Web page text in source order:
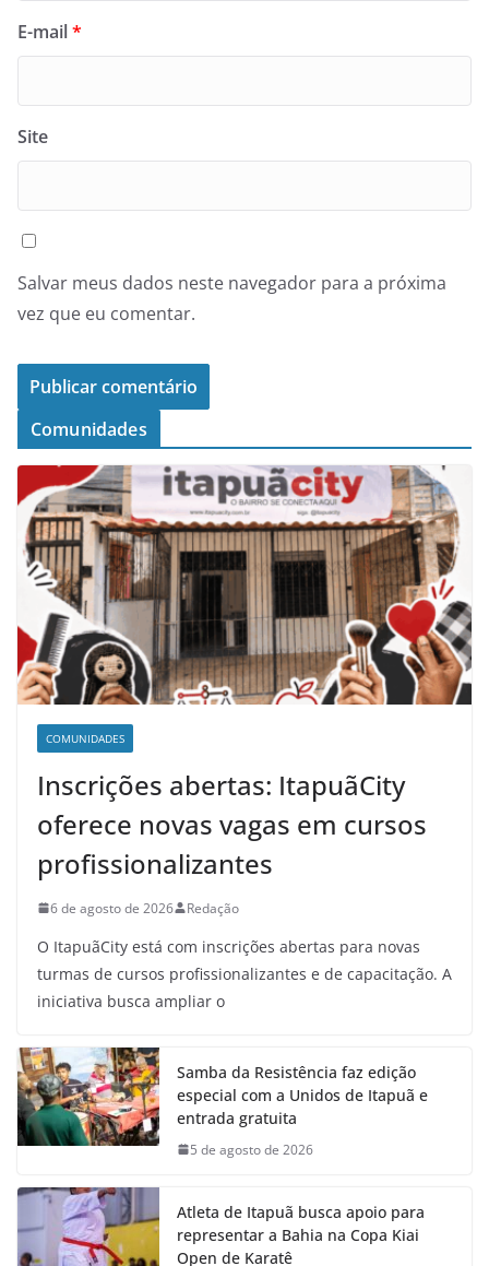
E-mail*
Site
Salvar meus dados neste navegador para a próxima
vez que eu comentar.
Comunidades
COMUNIDADES
Inscrições abertas: ItapuãCity
oferece novas vagas em cursos
profissionalizantes
6 de agosto de 2026 Redação
O ItapuãCity está com inscrições abertas para novas
turmas de cursos profissionalizantes e de capacitação. A
iniciativa busca ampliar o
Samba da Resistência faz edição
especial com a Unidos de Itapuã e
entrada gratuita
5 de agosto de 2026
Atleta de Itapuã busca apoio para
representar a Bahia na Copa Kiai
Open de Karatê